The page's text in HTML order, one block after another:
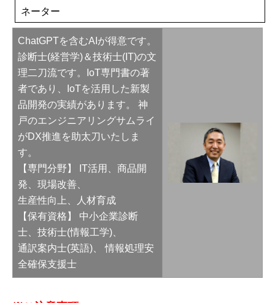
ネーター
ChatGPTを含むAIが得意です。
診断士(経営学)＆技術士(IT)の文
理二刀流です。IoT専門書の著
者であり、IoTを活用した新製
品開発の実績があります。 神
戸のエンジニアリングサムライ
がDX推進を助太刀いたしま
す。
【専門分野】 IT活用、商品開
発、現場改善、
生産性向上、人材育成
【保有資格】 中小企業診断
士、技術士(情報工学)、
通訳案内士(英語)、 情報処理安
全確保支援士